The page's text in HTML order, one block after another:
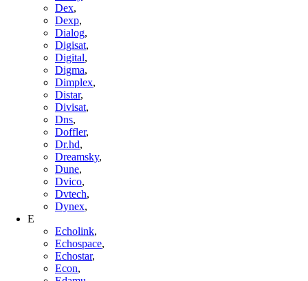
Dex,
Dexp,
Dialog,
Digisat,
Digital,
Digma,
Dimplex,
Distar,
Divisat,
Dns,
Doffler,
Dr.hd,
Dreamsky,
Dune,
Dvico,
Dvtech,
Dynex,
E
Echolink,
Echospace,
Echostar,
Econ,